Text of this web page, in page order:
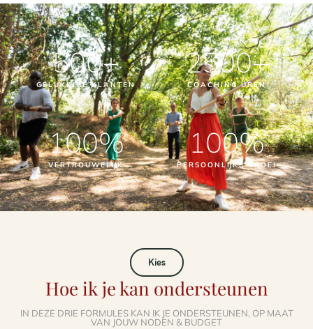
GELUKKIGE KLANTEN
500+
COACHING UREN
2500+
VERTROUWELIJK
100%
PERSOONLIJKE GROEI
100%
Kies
Hoe ik je kan ondersteunen
IN DEZE DRIE FORMULES KAN IK JE ONDERSTEUNEN, OP MAAT
VAN JOUW NODEN & BUDGET